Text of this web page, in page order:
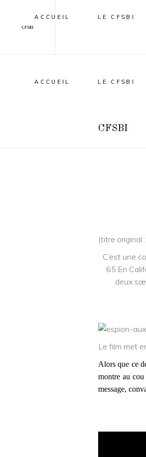
ACCUEIL LE CFSBI
ACCUEIL LE CFSBI
CFSBI
(titre original :
C’est une
65.En
deux
Le film met
Alors que ce
montre au
message,